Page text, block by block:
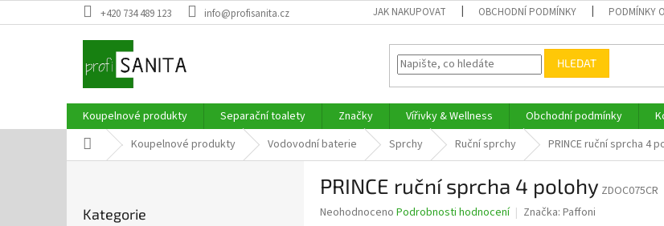
na
+420 734 489 123 info@profisanita.cz JAK NAKUPOVAT OBCHODNÍ PODMÍNKY PODMÍNKY
HLEDAT
Koupelnové produkty Separační toalety Značky Vířivky & Wellness Obchodní podmínky
Domů Koupelnové produkty Vodovodní baterie Sprchy Ruční sprchy PRINCE ruční sprcha 4
kategorie
Kategorie
PRINCE ruční sprcha 4 polohy ZDOC075CR
Průměrné
Neohodnoceno Podrobnosti hodnocení Značka: Paffoni